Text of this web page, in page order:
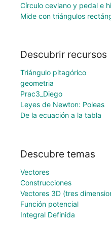
Círculo ceviano y pedal e
Mide con triángulos
Descubrir recursos
Triángulo pitagórico
geometria
Prac3_Diego
Leyes de Newton: Poleas
De la ecuación a la tabla
Descubre temas
Vectores
Construcciones
Vectores 3D (tres
Función potencial
Integral Definida